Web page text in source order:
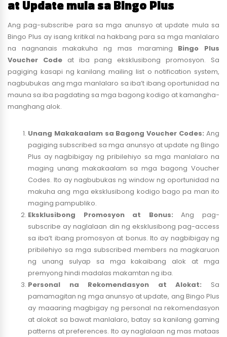
at Update mula sa Bingo Plus
Ang pag-subscribe para sa mga anunsyo at update mula sa
Bingo Plus ay isang kritikal na hakbang para sa mga manlalaro
na nagnanais makakuha ng mas maraming Bingo Plus
Voucher Codeat iba pang eksklusibong promosyon. Sa
pagiging kasapi ng kanilang mailing list o notification system,
nagbubukas ang mga manlalaro sa iba’t ibang oportunidad na
mauna sa iba pagdating sa mga bagong kodigo at kamangha-
manghang alok.
Unang Makakaalam sa Bagong Voucher Codes: Ang
pagiging subscribed sa mga anunsyo at update ng Bingo
Plus ay nagbibigay ng pribilehiyo sa mga manlalaro na
maging unang makakaalam sa mga bagong Voucher
Codes. Ito ay nagbubukas ng window ng oportunidad na
makuha ang mga eksklusibong kodigo bago pa man ito
maging pampubliko.
Eksklusibong Promosyon at Bonus:Ang pag-
subscribe ay naglalaan din ng eksklusibong pag-access
sa iba’t ibang promosyon at bonus. Ito ay nagbibigay ng
pribilehiyo sa mga subscribed members na magkaruon
ng unang sulyap sa mga kakaibang alok at mga
premyong hindi madalas makamtan ng iba.
Personal na Rekomendasyon at Alokat: Sa
pamamagitan ng mga anunsyo at update, ang Bingo Plus
ay maaaring magbigay ng personal na rekomendasyon
at alokat sa bawat manlalaro, batay sa kanilang gaming
patterns at preferences. Ito ay naglalaan ng mas mataas